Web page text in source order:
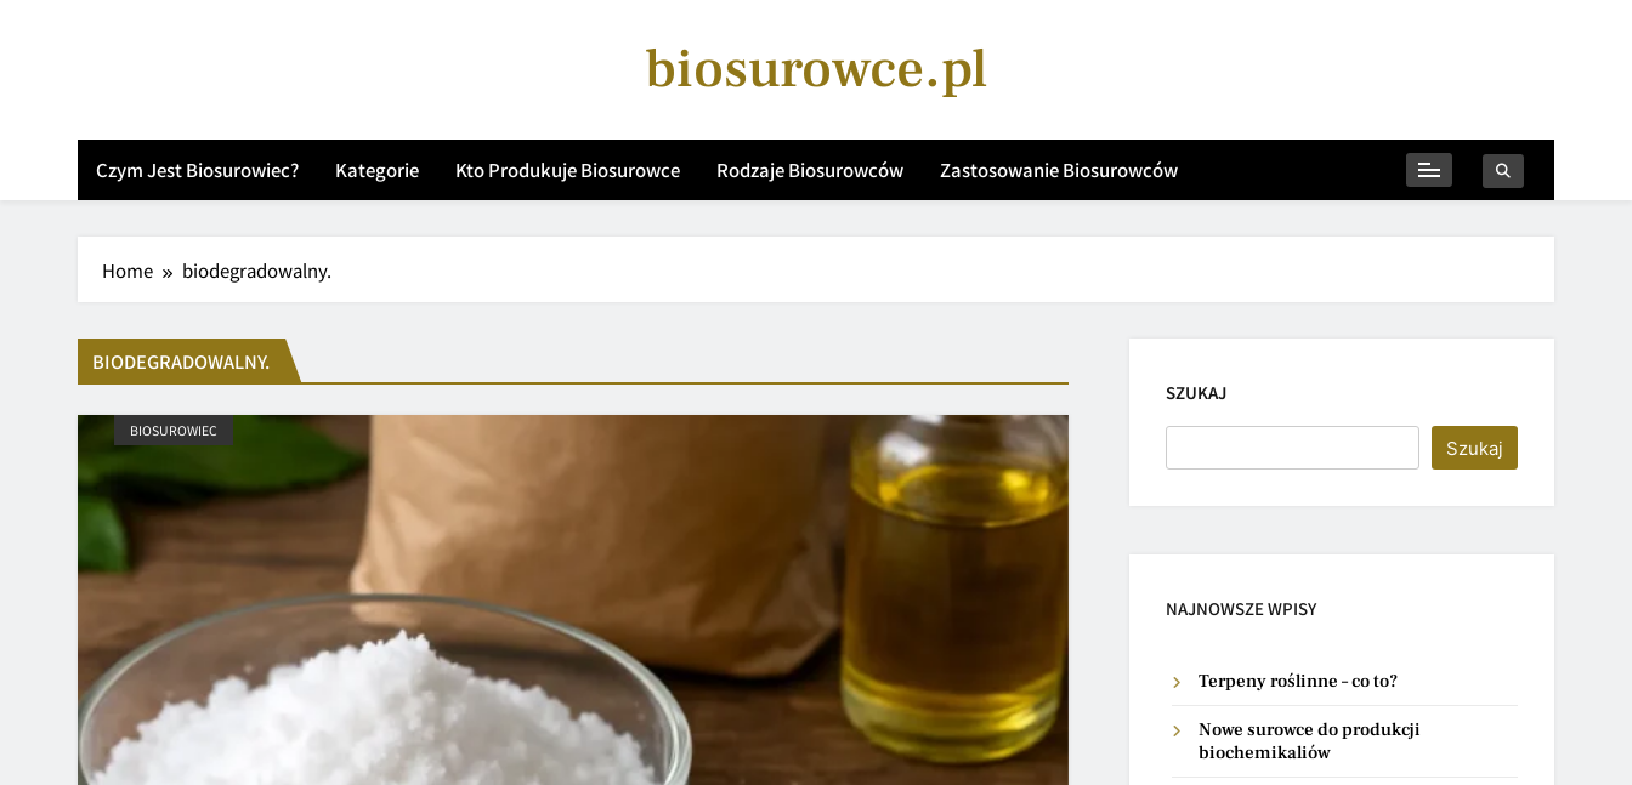
biosurowce.pl
Czym Jest Biosurowiec? Kategorie Kto Produkuje Biosurowce Rodzaje Biosurowców Zastosowanie Biosurowców
Home biodegradowalny.
BIODEGRADOWALNY.
BIOSUROWIEC
SZUKAJ
Szukaj
NAJNOWSZE WPISY
Terpeny roślinne – co to?
Nowe surowce do produkcji
biochemikaliów